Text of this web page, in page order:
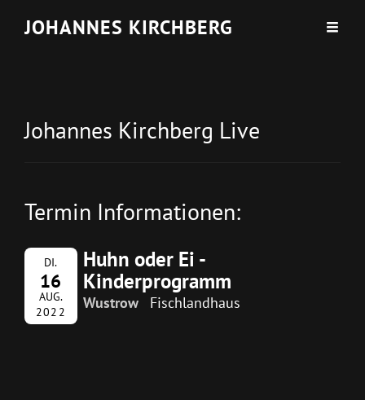
JOHANNES KIRCHBERG
Johannes Kirchberg Live
Termin Informationen:
DI.
16
AUG.
2022
Huhn oder Ei -
Kinderprogramm
Wustrow Fischlandhaus